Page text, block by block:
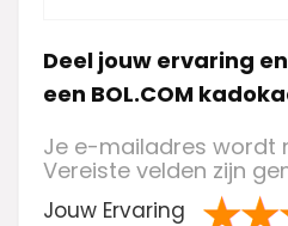
Deel jouw ervaring
een BOL.COM
Je e-mailadres wordt
Vereiste velden zijn
Jouw Ervaring